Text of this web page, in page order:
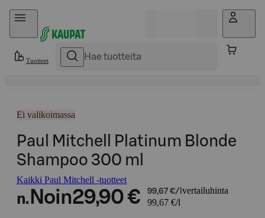
Hyppää sisältöön
Tuotteet
Ei valikoimassa
Paul Mitchell Platinum Blonde
Shampoo 300 ml
Kaikki Paul Mitchell -tuotteet
n. Noin29,90 € 99,67 €/l vertailuhinta
99,67 €/l